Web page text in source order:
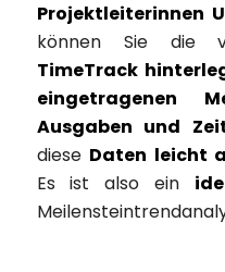
Projektleiterinnen
können Sie die
TimeTrack
eingetragenen
Ausgaben und
diese Daten leicht
Es ist also ein